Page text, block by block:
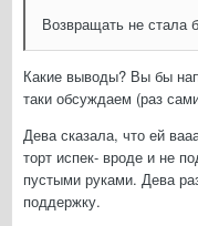
Возвращать не стала
Какие выводы? Вы бы
таки обсуждаем (раз
Дева сказала, что ей
торт испек- вроде и не
пустыми руками. Дева
поддержку.